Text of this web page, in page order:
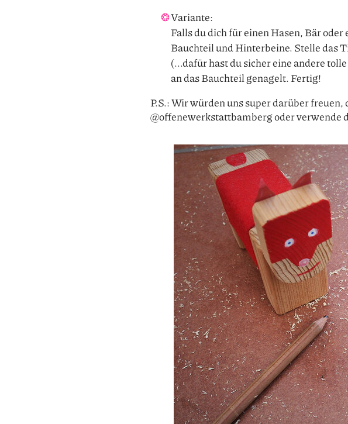
Variante:
Falls du dich für einen Hasen, Bär
Bauchteil und Hinterbeine. Stelle das
(...dafür hast du sicher eine andere
an das Bauchteil genagelt. Fertig!
P.S.: Wir würden uns super darüber
@offenewerkstattbamberg oder verwende